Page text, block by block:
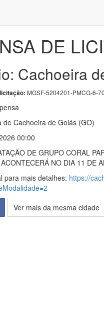
DE
Cachoeira
MGSF-5204201-PMCG-6-
de Cachoeira de Goiás (GO)
00:00
DE GRUPO CORAL
NO DIA 11 DE
para mais detalhes: https://
Ver mais da mesma cidade